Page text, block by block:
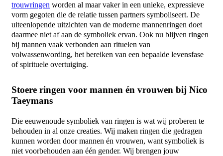
trouwringen worden al maar vaker in een unieke, expressieve
vorm gegoten die de relatie tussen partners symboliseert. De
uiteenlopende uitzichten van de moderne mannenringen doet
daarmee niet af aan de symboliek ervan. Ook nu blijven ringen
bij mannen vaak verbonden aan rituelen van
volwassenwording, het bereiken van een bepaalde levensfase
of spirituele overtuiging.
Stoere ringen voor mannen én vrouwen bij Nico
Taeymans
Die eeuwenoude symboliek van ringen is wat wij proberen te
behouden in al onze creaties. Wij maken ringen die gedragen
kunnen worden doormannen én vrouwen, want symboliek is
niet voorbehouden aan één gender. Wij brengen jouw